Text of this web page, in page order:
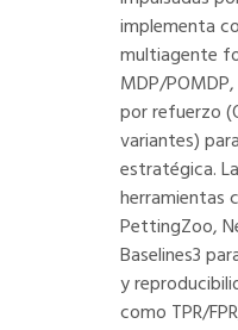
implementa
multiagente
MDP/
por refuerzo
variantes)
estratégica.
herramientas
PettingZoo,
Baselines3
y
como TPR/